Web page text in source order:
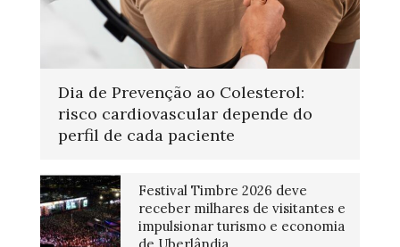
Dia de Prevenção ao Colesterol:
risco cardiovascular depende do
perfil de cada paciente
Festival Timbre 2026 deve
receber milhares de visitantes e
impulsionar turismo e economia